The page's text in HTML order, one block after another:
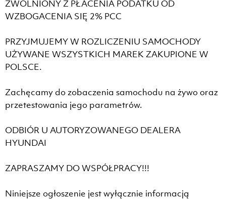
ZWOLNIONY Z PŁACENIA PODATKU OD
WZBOGACENIA SIĘ 2% PCC
PRZYJMUJEMY W ROZLICZENIU SAMOCHODY
UŻYWANE WSZYSTKICH MAREK ZAKUPIONE W
POLSCE.
Zachęcamy do zobaczenia samochodu na żywo oraz
przetestowania jego parametrów.
ODBIÓR U AUTORYZOWANEGO DEALERA
HYUNDAI
ZAPRASZAMY DO WSPÓŁPRACY!!!
Niniejsze ogłoszenie jest wyłącznie informacją